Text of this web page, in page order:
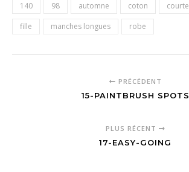
140
98 automne coton courte
fille
manches longues robe
PRÉCÉDENT
15-PAINTBRUSH SPOTS
PLUS RÉCENT
17-EASY-GOING